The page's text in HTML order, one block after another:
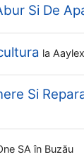
Si De
la
Si
SA în Buzău